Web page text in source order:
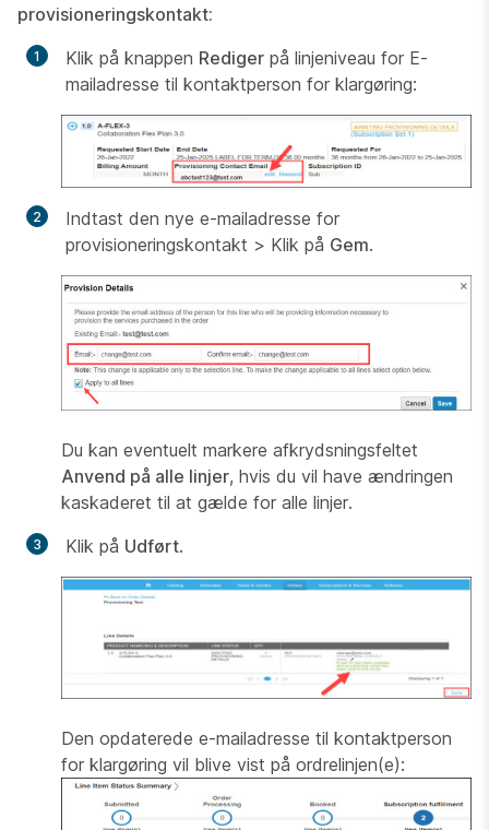
provisioneringskontakt:
Klik på knappen Rediger på linjeniveau for E-
mailadresse til kontaktperson for klargøring:
Indtast den nye e-mailadresse for
provisioneringskontakt > Klik på Gem.
Du kan eventuelt markere afkrydsningsfeltet
Anvend på alle linjer, hvis du vil have ændringen
kaskaderet til at gælde for alle linjer.
Klik på Udført.
Den opdaterede e-mailadresse til kontaktperson
for klargøring vil blive vist på ordrelinjen(e):